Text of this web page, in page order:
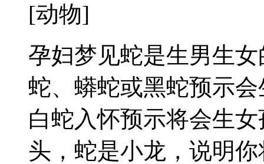
[动物]
孕妇梦见蛇是生男生
蛇、蟒蛇或黑蛇预示
白蛇入怀预示将会生
头，蛇是小龙，说明